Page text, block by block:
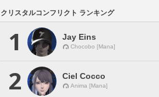
クリスタルコンフリクト ランキング
1 Jay Eins
Chocobo [Mana]
2 Ciel Cocco
Anima [Mana]